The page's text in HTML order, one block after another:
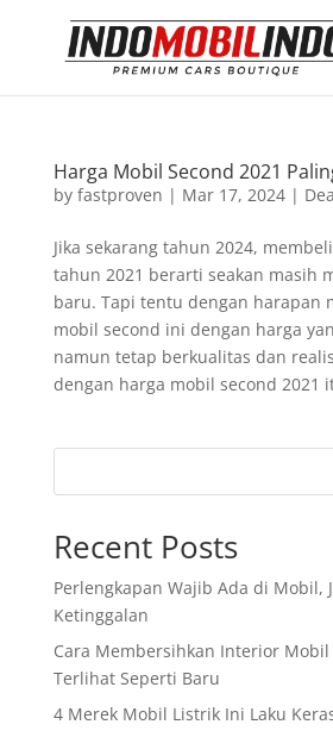
Harga Mobil Second 2021
by fastproven | Mar 17, 2024|
Jika sekarang tahun 2024,
tahun 2021 berarti seakan masih
baru. Tapi tentu dengan harapan
mobil second ini dengan harga
namun tetap berkualitas dan
dengan harga mobil second 2021
Recent Posts
Perlengkapan Wajib Ada di Mobil,
Ketinggalan
Cara Membersihkan Interior Mobil
Terlihat Seperti Baru
4 Merek Mobil Listrik Ini Laku